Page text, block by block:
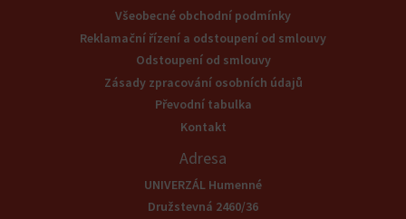
Všeobecné obchodní podmínky
Reklamační řízení a odstoupení od smlouvy
Odstoupení od smlouvy
Zásady zpracování osobních údajů
Převodní tabulka
Kontakt
Adresa
UNIVERZÁL Humenné
Družstevná 2460/36